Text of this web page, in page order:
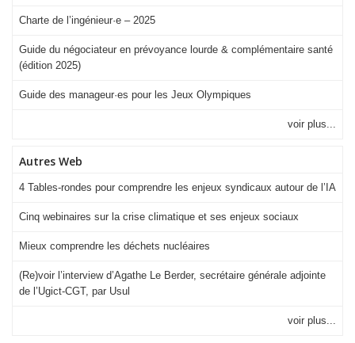
Charte de l’ingénieur·e – 2025
Guide du négociateur en prévoyance lourde & complémentaire santé
(édition 2025)
Guide des manageur·es pour les Jeux Olympiques
voir plus...
Autres Web
4 Tables-rondes pour comprendre les enjeux syndicaux autour de l’IA
Cinq webinaires sur la crise climatique et ses enjeux sociaux
Mieux comprendre les déchets nucléaires
(Re)voir l’interview d’Agathe Le Berder, secrétaire générale adjointe
de l’Ugict-CGT, par Usul
voir plus...